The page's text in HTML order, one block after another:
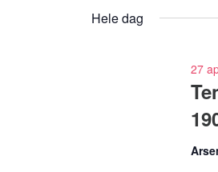
Evenementen
Hele dag
27